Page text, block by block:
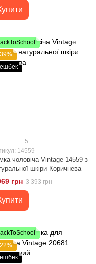
5
14559
чоловіча Vintage 14559 з
шкіри Коричнева
грн 3 393 грн